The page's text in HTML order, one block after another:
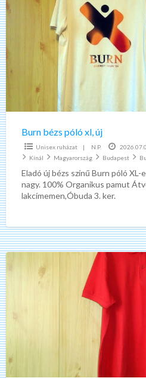
bézs
póló
xl,
új
Burn bézs póló xl, új
Unisex ruházat | N.P.
Kínál
Magyarország Budapest
Eladó új bézs színű Burn póló
nagy. 100% Organikus pamut
lakcímemen,Óbuda 3. ker.
El
Sabor
piros
teniszpóló
L